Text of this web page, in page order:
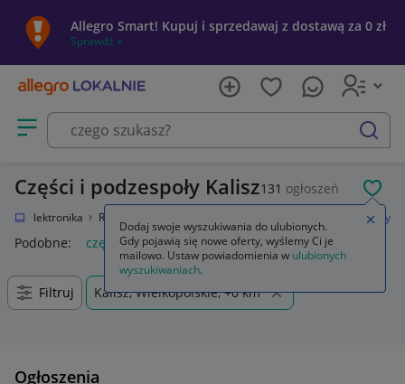
Allegro Smart! Kupuj i sprzedawaj z dostawą za 0 zł
Sprawdź »
Otwórz menu z kategoriami
szukaj
Części i podzespoły Kalisz131 ogłoszeń
Elektronika RTV i AGD Części i podzespoły
Podobne: części i podzespoly
Filtruj Kalisz, Wielkopolskie, +0 km
Ogłoszenia
Dodaj swoje wyszukiwania do ulubionych.
Gdy pojawią się nowe oferty, wyślemy Ci je
mailowo. Ustaw powiadomienia w ulubionych
wyszukiwaniach.